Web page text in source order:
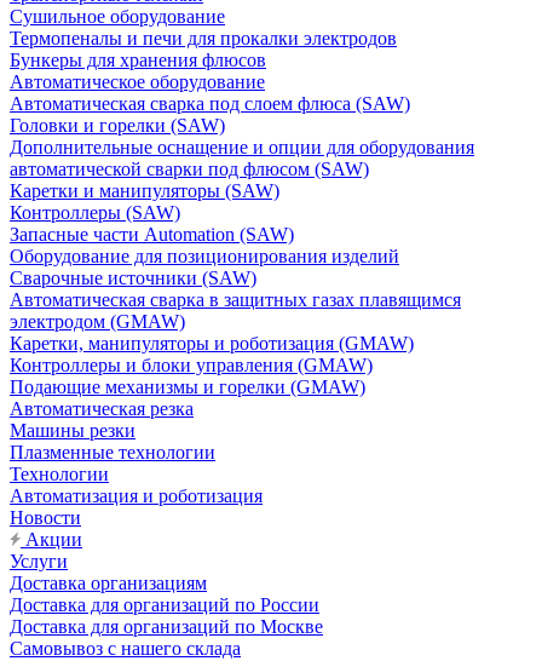
Сушильное оборудование
Термопеналы и печи для прокалки электродов
Бункеры для хранения флюсов
Автоматическое оборудование
Автоматическая сварка под слоем флюса (SAW)
Головки и горелки (SAW)
Дополнительные оснащение и опции для оборудования
автоматической сварки под флюсом (SAW)
Каретки и манипуляторы (SAW)
Контроллеры (SAW)
Запасные части Automation (SAW)
Оборудование для позиционирования изделий
Сварочные источники (SAW)
Автоматическая сварка в защитных газах плавящимся
электродом (GMAW)
Каретки, манипуляторы и роботизация (GMAW)
Контроллеры и блоки управления (GMAW)
Подающие механизмы и горелки (GMAW)
Автоматическая резка
Машины резки
Плазменные технологии
Технологии
Автоматизация и роботизация
Новости
Акции
Услуги
Доставка организациям
Доставка для организаций по России
Доставка для организаций по Москве
Самовывоз с нашего склада